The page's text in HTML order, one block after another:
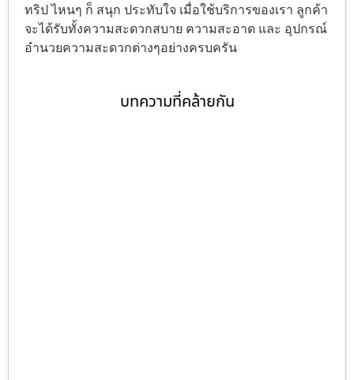
ทริป ไหนๆ ก็ สนุก ประทับใจ เมื่อใช้บริการของเรา ลูกค้า
จะได้รับทั้งความสะดวกสบาย ความสะอาด และ อุปกรณ์
อำนวยความสะดวกต่างๆอย่างครบครัน
บทความที่คล้ายกัน